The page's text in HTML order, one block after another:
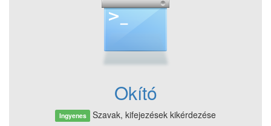
Okító
Ingyenes Szavak, kifejezések kikérdezése